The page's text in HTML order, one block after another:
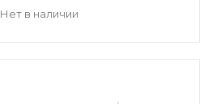
Нет в наличии